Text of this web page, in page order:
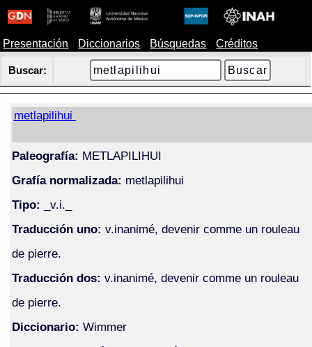
Presentación Diccionarios Búsquedas Créditos
Buscar:
metlapilihui
Paleografía: METLAPILIHUI
Grafía normalizada: metlapilihui
Tipo: _v.i._
Traducción uno: v.inanimé, devenir comme un rouleau
de pierre.
Traducción dos: v.inanimé, devenir comme un rouleau
de pierre.
Diccionario: Wimmer